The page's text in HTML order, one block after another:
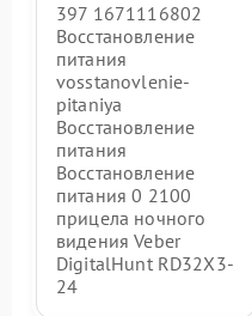
397 1671116802
Восстановление
питания
vosstanovlenie-
pitaniya
Восстановление
питания
Восстановление
питания 0 2100
прицела ночного
видения Veber
DigitalHunt RD32X3-
24